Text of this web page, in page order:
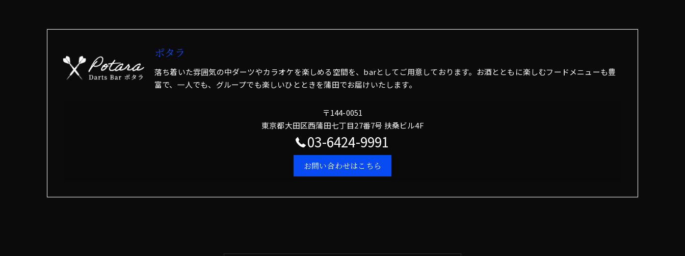
ポタラ
落ち着いた雰囲気の中ダーツやカラオケを楽しめる空間を、barとしてご用意しております。お酒とともに楽しむフードメニューも豊
富で、一人でも、グループでも楽しいひとときを蒲田でお届けいたします。
〒144-0051
東京都大田区西蒲田七丁目27番7号 扶桑ビル4F
03-6424-9991
お問い合わせはこちら